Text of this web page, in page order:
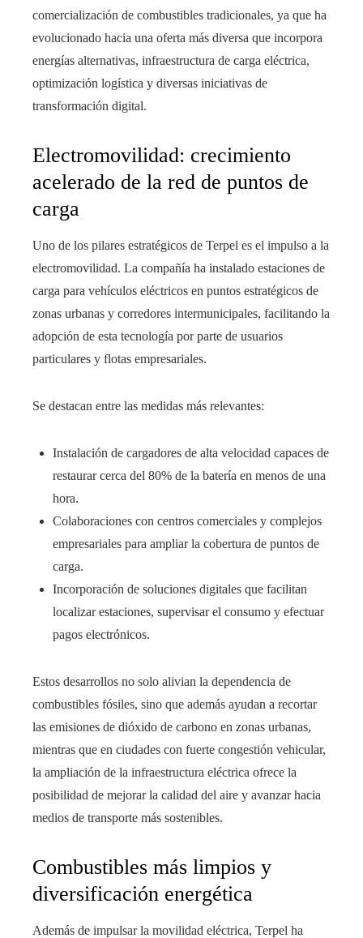
comercialización de combustibles tradicionales, ya que ha
evolucionado hacia una oferta más diversa que incorpora
energías alternativas, infraestructura de carga eléctrica,
optimización logística y diversas iniciativas de
transformación digital.
Electromovilidad: crecimiento
acelerado de la red de puntos de
carga
Uno de los pilares estratégicos de Terpel es el impulso a la
electromovilidad. La compañía ha instalado estaciones de
carga para vehículos eléctricos en puntos estratégicos de
zonas urbanas y corredores intermunicipales, facilitando la
adopción de esta tecnología por parte de usuarios
particulares y flotas empresariales.
Se destacan entre las medidas más relevantes:
Instalación de cargadores de alta velocidad capaces de
restaurar cerca del 80% de la batería en menos de una
hora.
Colaboraciones con centros comerciales y complejos
empresariales para ampliar la cobertura de puntos de
carga.
Incorporación de soluciones digitales que facilitan
localizar estaciones, supervisar el consumo y efectuar
pagos electrónicos.
Estos desarrollos no solo alivian la dependencia de
combustibles fósiles, sino que además ayudan a recortar
las emisiones de dióxido de carbono en zonas urbanas,
mientras que en ciudades con fuerte congestión vehicular,
la ampliación de la infraestructura eléctrica ofrece la
posibilidad de mejorar la calidad del aire y avanzar hacia
medios de transporte más sostenibles.
Combustibles más limpios y
diversificación energética
Además de impulsar la movilidad eléctrica, Terpel ha